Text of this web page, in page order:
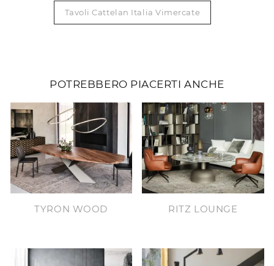
Tavoli Cattelan Italia Vimercate
POTREBBERO PIACERTI ANCHE
TYRON WOOD RITZ LOUNGE